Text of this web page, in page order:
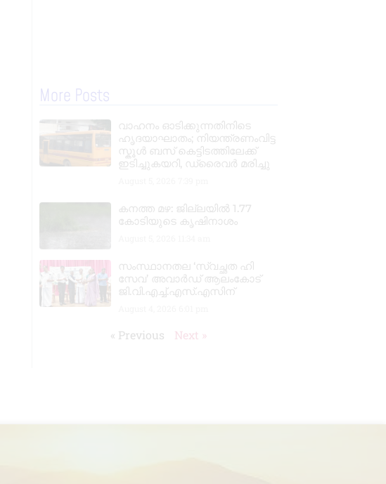
More Posts
വാഹനം ഓടിക്കുന്നതിനിടെ
ഹൃദയാഘാതം; നിയന്ത്രണംവിട്ട
സ്കൂൾ ബസ് കെട്ടിടത്തിലേക്ക്
ഇടിച്ചുകയറി, ഡ്രൈവർ മരിച്ചു
കനത്ത മഴ: ജില്ലയിൽ 1.77
കോടിയുടെ കൃഷിനാശം
സംസ്ഥാനതല ‘സ്വച്ഛത ഹി
സേവ’ അവാർഡ് ആലംകോട്
ജി.വി.എച്ച്.എസ്.എസിന്
« Previous Next »